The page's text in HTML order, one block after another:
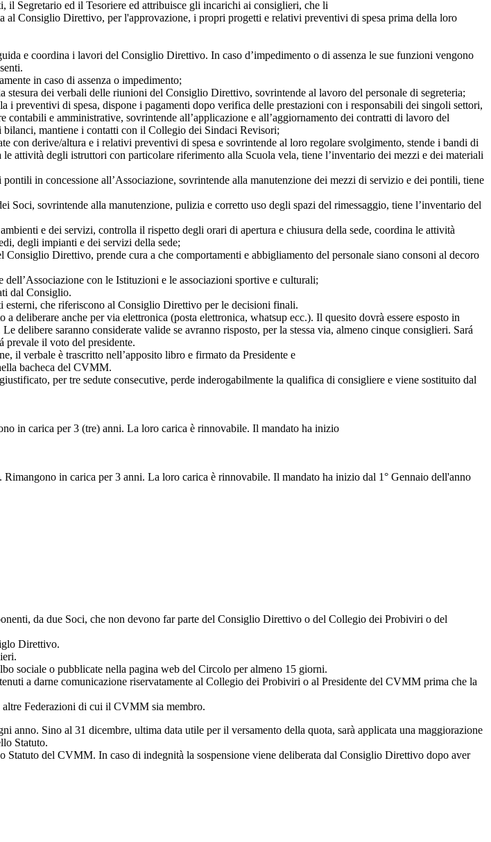
Segretario ed il Tesoriere ed attribuisce gli incarichi ai consiglieri, che li
Consiglio Direttivo, per l'approvazione, i propri progetti e relativi preventivi di spesa prima della loro
e coordina i lavori del Consiglio Direttivo. In caso d’impedimento o di assenza le sue funzioni vengono
in caso di assenza o impedimento;
dei verbali delle riunioni del Consiglio Direttivo, sovrintende al lavoro del personale di segreteria;
i preventivi di spesa, dispone i pagamenti dopo verifica delle prestazioni con i responsabili dei singoli settori,
e amministrative, sovrintende all’applicazione e all’aggiornamento dei contratti di lavoro del
bilanci, mantiene i contatti con il Collegio dei Sindaci Revisori;
derive/altura e i relativi preventivi di spesa e sovrintende al loro regolare svolgimento, stende i bandi di
attività degli istruttori con particolare riferimento alla Scuola vela, tiene l’inventario dei mezzi e dei materiali
in concessione all’Associazione, sovrintende alla manutenzione dei mezzi di servizio e dei pontili, tiene
Soci, sovrintende alla manutenzione, pulizia e corretto uso degli spazi del rimessaggio, tiene l’inventario del
e dei servizi, controlla il rispetto degli orari di apertura e chiusura della sede, coordina le attività
degli impianti e dei servizi della sede;
Direttivo, prende cura a che comportamenti e abbigliamento del personale siano consoni al decoro
con le Istituzioni e le associazioni sportive e culturali;
dal Consiglio.
che riferiscono al Consiglio Direttivo per le decisioni finali.
anche per via elettronica (posta elettronica, whatsup ecc.). Il quesito dovrà essere esposto in
delibere saranno considerate valide se avranno risposto, per la stessa via, almeno cinque consiglieri. Sará
prevale il voto del presidente.
il verbale è trascritto nell’apposito libro e firmato da Presidente e
bacheca del CVMM.
per tre sedute consecutive, perde inderogabilmente la qualifica di consigliere e viene sostituito dal
in carica per 3 (tre) anni. La loro carica è rinnovabile. Il mandato ha inizio
in carica per 3 anni. La loro carica è rinnovabile. Il mandato ha inizio dal 1° Gennaio dell'anno
da due Soci, che non devono far parte del Consiglio Direttivo o del Collegio dei Probiviri o del
Direttivo.
sociale o pubblicate nella pagina web del Circolo per almeno 15 giorni.
a darne comunicazione riservatamente al Collegio dei Probiviri o al Presidente del CVMM prima che la
altre Federazioni di cui il CVMM sia membro.
anno. Sino al 31 dicembre, ultima data utile per il versamento della quota, sarà applicata una maggiorazione
Statuto.
del CVMM. In caso di indegnità la sospensione viene deliberata dal Consiglio Direttivo dopo aver